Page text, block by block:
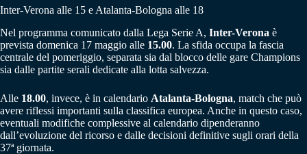
Inter-Verona alle 15 e Atalanta-Bologna alle 18
Nel programma comunicato dalla Lega Serie A, Inter-Verona è
prevista domenica 17 maggio alle 15.00. La sfida occupa la fascia
centrale del pomeriggio, separata sia dal blocco delle gare Champions
sia dalle partite serali dedicate alla lotta salvezza.
Alle 18.00, invece, è in calendario Atalanta-Bologna, match che può
avere riflessi importanti sulla classifica europea. Anche in questo caso,
eventuali modifiche complessive al calendario dipenderanno
dall’evoluzione del ricorso e dalle decisioni definitive sugli orari della
37ª giornata.